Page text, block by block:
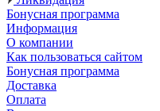
Бонусная программа
Информация
О компании
Как пользоваться сайтом
Бонусная программа
Доставка
Оплата